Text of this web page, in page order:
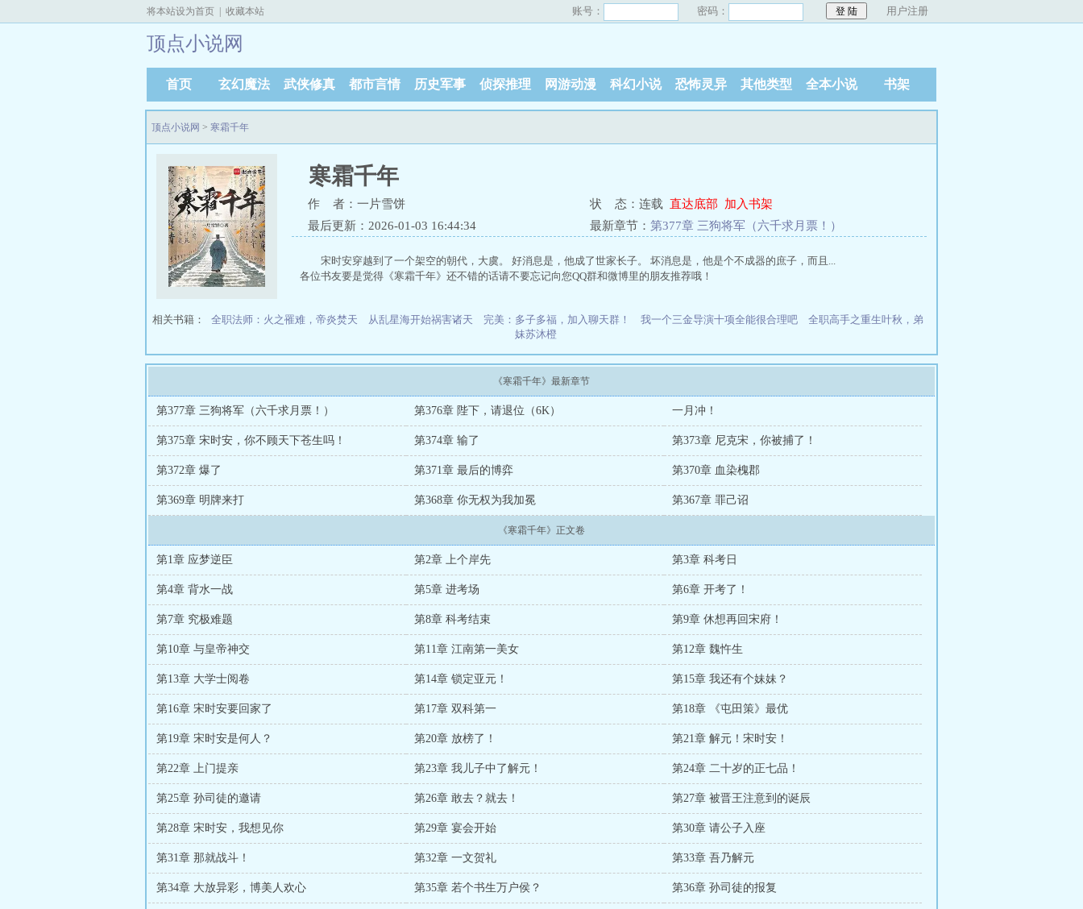
将本站设为首页 收藏本站 账号： 密码： 用户注册
顶点小说网
首页 玄幻魔法 武侠修真 都市言情 历史军事 侦探推理 网游动漫 科幻小说 恐怖灵异 其他类型 全本小说 书架
顶点小说网 > 寒霜千年
寒霜千年
作 者：一片雪饼 状 态：连载 直达底部
加入书架
最后更新：2026-01-03 16:44:34
最新章节： 第377章 三狗将军（六千求月票！）
宋时安穿越到了一个架空的朝代，大虞。 好消息是，他成了世家长子。 坏消息是，他是个不成器的庶子，而且...
各位书友要是觉得《寒霜千年》还不错的话请不要忘记向您QQ群和微博里的朋友推荐哦！
相关书籍： 全职法师：火之罹难，帝炎焚天 从乱星海开始祸害诸天 完美：多子多福，加入聊天群！ 我一个三金导演十项全能很合理吧
全职高手之重生叶秋，弟
妹苏沐橙
《寒霜千年》最新章节
第377章 三狗将军（六千求月票！） 第376章 陛下，请退位（6K） 一月冲！
第375章 宋时安，你不顾天下苍生吗！ 第374章 输了 第373章 尼克宋，你被捕了！
第372章 爆了 第371章 最后的博弈 第370章 血染槐郡
第369章 明牌来打 第368章 你无权为我加冕 第367章 罪己诏
《寒霜千年》正文卷
第1章 应梦逆臣 第2章 上个岸先 第3章 科考日
第4章 背水一战 第5章 进考场 第6章 开考了！
第7章 究极难题 第8章 科考结束 第9章 休想再回宋府！
第10章 与皇帝神交 第11章 江南第一美女 第12章 魏忤生
第13章 大学士阅卷 第14章 锁定亚元！ 第15章 我还有个妹妹？
第16章 宋时安要回家了 第17章 双科第一 第18章 《屯田策》最优
第19章 宋时安是何人？ 第20章 放榜了！ 第21章 解元！宋时安！
第22章 上门提亲 第23章 我儿子中了解元！ 第24章 二十岁的正七品！
第25章 孙司徒的邀请 第26章 敢去？就去！ 第27章 被晋王注意到的诞辰
第28章 宋时安，我想见你 第29章 宴会开始 第30章 请公子入座
第31章 那就战斗！ 第32章 一文贺礼 第33章 吾乃解元
第34章 大放异彩，博美人欢心 第35章 若个书生万户侯？ 第36章 孙司徒的报复